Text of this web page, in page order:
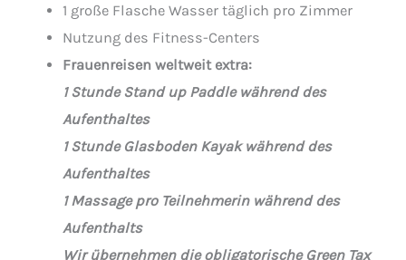
1 große Flasche Wasser täglich pro Zimmer
Nutzung des Fitness-Centers
Frauenreisen weltweit extra:
1 Stunde Stand up Paddle während des
Aufenthaltes
1 Stunde Glasboden Kayak während des
Aufenthaltes
1 Massage pro Teilnehmerin während des
Aufenthalts
Wir übernehmen die obligatorische Green Tax